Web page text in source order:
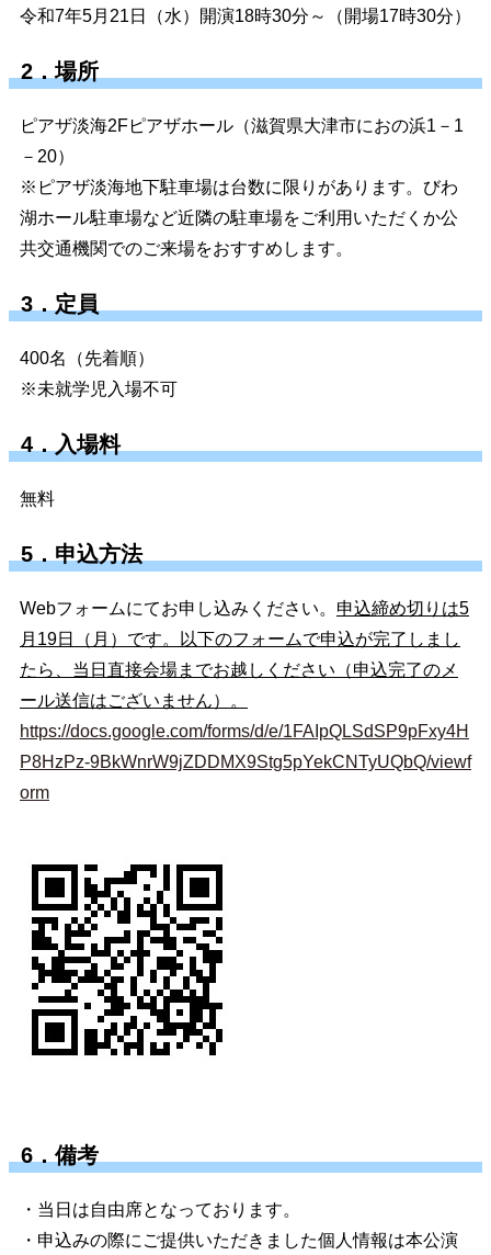
令和7年5月21日（水）開演18時30分～（開場17時30分）
2．場所
ピアザ淡海2Fピアザホール（滋賀県大津市におの浜1－1
－20）
※ピアザ淡海地下駐車場は台数に限りがあります。びわ
湖ホール駐車場など近隣の駐車場をご利用いただくか公
共交通機関でのご来場をおすすめします。
3．定員
400名（先着順）
※未就学児入場不可
4．入場料
無料
5．申込方法
Webフォームにてお申し込みください。 申込締め切りは5
月19日（月）です。以下のフォームで申込が完了しまし
たら、当日直接会場までお越しください（申込完了のメ
ール送信はございません）。
https://docs.google.com/forms/d/e/1FAIpQLSdSP9pFxy4H
P8HzPz-9BkWnrW9jZDDMX9Stg5pYekCNTyUQbQ/viewf
orm
6．備考
・当日は自由席となっております。
・申込みの際にご提供いただきました個人情報は本公演